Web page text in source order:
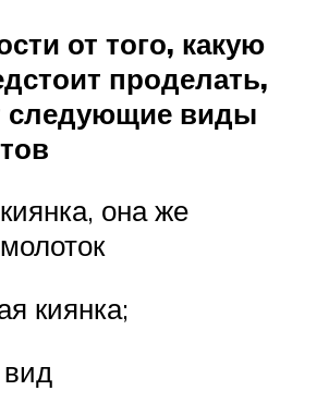
от того, какую
проделать,
следующие виды
она же
киянка;